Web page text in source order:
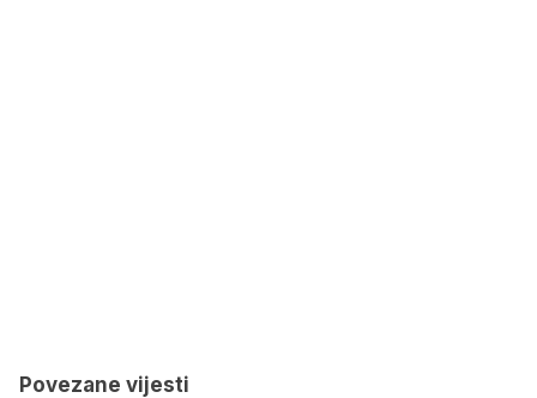
Povezane vijesti